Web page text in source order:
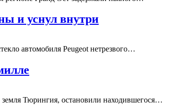
и уснул внутри
автомобиля Peugeot нетрезвого…
Тюрингия, остановили находившегося…